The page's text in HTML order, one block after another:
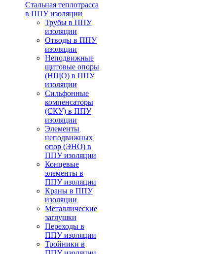
Стальная теплотрасса
в ППУ изоляции
Трубы в ППУ
изоляции
Отводы в ППУ
изоляции
Неподвижные
щитовые опоры
(НЩО) в ППУ
изоляции
Cильфонные
компенсаторы
(СКУ) в ППУ
изоляции
Элементы
неподвижных
опор (ЭНО) в
ППУ изоляции
Концевые
элементы в
ППУ изоляции
Краны в ППУ
изоляции
Металлические
заглушки
Переходы в
ППУ изоляции
Тройники в